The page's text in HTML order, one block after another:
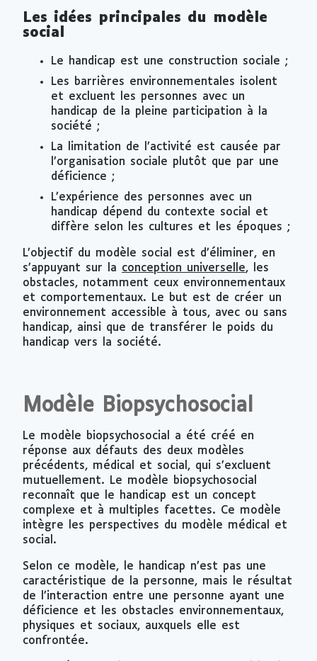
Les idées principales du modèle
social
Le handicap est une construction sociale ;
Les barrières environnementales isolent
et excluent les personnes avec un
handicap de la pleine participation à la
société ;
La limitation de l’activité est causée par
l’organisation sociale plutôt que par une
déficience ;
L’expérience des personnes avec un
handicap dépend du contexte social et
diffère selon les cultures et les époques ;
L’objectif du modèle social est d’éliminer, en
s’appuyant sur la conception universelle, les
obstacles, notamment ceux environnementaux
et comportementaux. Le but est de créer un
environnement accessible à tous, avec ou sans
handicap, ainsi que de transférer le poids du
handicap vers la société.
Modèle Biopsychosocial
Le modèle biopsychosocial a été créé en
réponse aux défauts des deux modèles
précédents, médical et social, qui s’excluent
mutuellement. Le modèle biopsychosocial
reconnaît que le handicap est un concept
complexe et à multiples facettes. Ce modèle
intègre les perspectives du modèle médical et
social.
Selon ce modèle, le handicap n’est pas une
caractéristique de la personne, mais le résultat
de l’interaction entre une personne ayant une
déficience et les obstacles environnementaux,
physiques et sociaux, auxquels elle est
confrontée.